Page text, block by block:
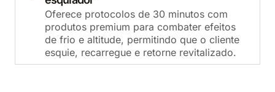
Oferece protocolos de 30 minutos com
produtos premium para combater efeitos
de frio e altitude, permitindo que o cliente
esquie, recarregue e retorne revitalizado.